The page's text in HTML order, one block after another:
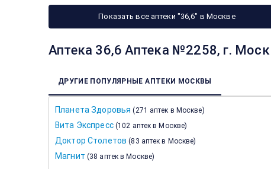
Показать все аптеки "36,6" в Москве
Аптека 36,6 Аптека №2258, г.
ДРУГИЕ ПОПУЛЯРНЫЕ АПТЕКИ МОСКВЫ
Планета Здоровья (271 аптек в Москве)
Вита Экспресс (102 аптек в Москве)
Доктор Столетов (83 аптек в Москве)
Магнит (38 аптек в Москве)